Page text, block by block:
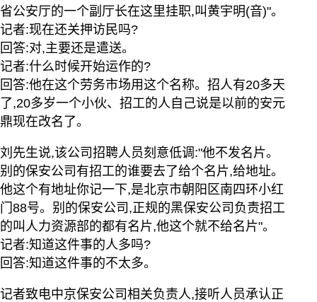
省公安厅的一个副厅长在这里挂职,叫黄宇明(音)"。
记者:现在还关押访民吗?
回答:对,主要还是遣送。
记者:什么时候开始运作的?
回答:他在这个劳务市场用这个名称。招人有20多天
了,20多岁一个小伙、招工的人自己说是以前的安元
鼎现在改名了。
刘先生说,该公司招聘人员刻意低调:"他不发名片。
别的保安公司有招工的谁要去了给个名片,给地址。
他这个有地址你记一下,是北京市朝阳区南四环小红
门88号。别的保安公司,正规的黑保安公司负责招工
的叫人力资源部的都有名片,他这个就不给名片"。
记者:知道这件事的人多吗?
回答:知道这件事的不太多。
记者致电中京保安公司相关负责人,接听人员承认正